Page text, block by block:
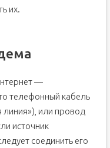
к интернету?
их.
—
телефонный кабель
линия»), или провод
источник
соединить его